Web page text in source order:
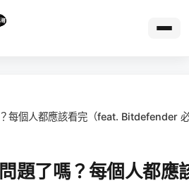
每個人都應該看完（feat. Bitdefender
題了嗎？每個人都應